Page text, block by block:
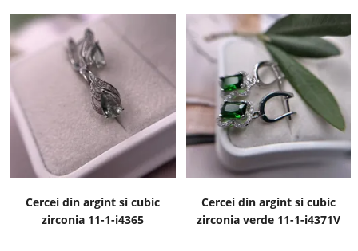
Cercei din argint si cubic
zirconia 11-1-i4365
Cercei din argint si cubic
zirconia verde 11-1-i4371V